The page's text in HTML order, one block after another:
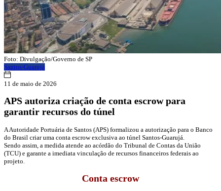
Foto: Divulgação/Governo de SP
Santos-Guarujá
11 de maio de 2026
APS autoriza criação de conta escrow para
garantir recursos do túnel
A Autoridade Portuária de Santos (APS) formalizou a autorização para o Banco
do Brasil criar uma conta escrow exclusiva ao túnel Santos-Guarujá.
Sendo assim, a medida atende ao acórdão do Tribunal de Contas da União
(TCU) e garante a imediata vinculação de recursos financeiros federais ao
projeto.
Conta escrow